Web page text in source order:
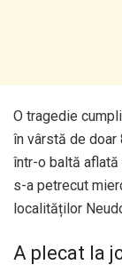
O tragedie
în vârstă de doar
într-o baltă
s-a petrecut
localităților
A plecat la